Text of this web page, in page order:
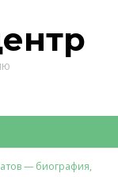
— биография,